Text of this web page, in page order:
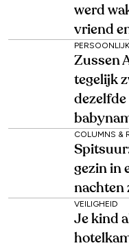
werd
vriend
Zussen
tegelijk
COLUMNS &
gezin in
nachten
VEILIGHEID
Je kind